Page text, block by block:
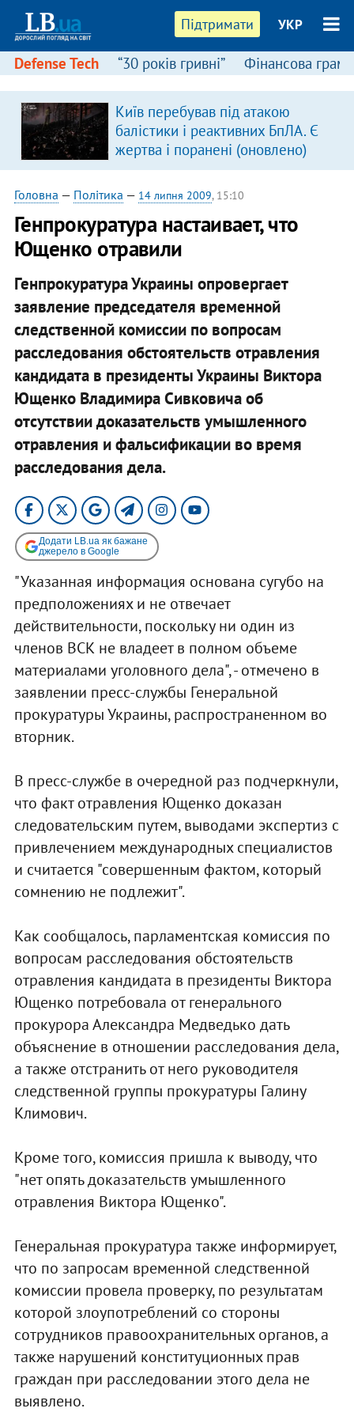
Підтримати УКР
Defense Tech “30 років гривні” Фінансова
Київ перебував під атакою
балістики і реактивних БпЛА. Є
жертва і поранені (оновлено)
Головна — Політика — 14 липня 2009, 15:10
Генпрокуратура настаивает, что
Ющенко отравили
Генпрокуратура Украины опровергает
заявление председателя временной
следственной комиссии по вопросам
расследования обстоятельств отравления
кандидата в президенты Украины Виктора
Ющенко Владимира Сивковича об
отсутствии доказательств умышленного
отравления и фальсификации во время
расследования дела.
Додати LB.ua як бажане
джерело в Google
"Указанная информация основана сугубо на
предположениях и не отвечает
действительности, поскольку ни один из
членов ВСК не владеет в полном объеме
материалами уголовного дела", - отмечено в
заявлении пресс-службы Генеральной
прокуратуры Украины, распространенном во
вторник.
В пресс-службе в очередной раз подчеркнули,
что факт отравления Ющенко доказан
следовательским путем, выводами экспертиз с
привлечением международных специалистов
и считается "совершенным фактом, который
сомнению не подлежит".
Как сообщалось, парламентская комиссия по
вопросам расследования обстоятельств
отравления кандидата в президенты Виктора
Ющенко потребовала от генерального
прокурора Александра Медведько дать
объяснение в отношении расследования дела,
а также отстранить от него руководителя
следственной группы прокуратуры Галину
Климович.
Кроме того, комиссия пришла к выводу, что
"нет опять доказательств умышленного
отравления Виктора Ющенко".
Генеральная прокуратура также информирует,
что по запросам временной следственной
комиссии провела проверку, по результатам
которой злоупотреблений со стороны
сотрудников правоохранительных органов, а
также нарушений конституционных прав
граждан при расследовании этого дела не
выявлено.